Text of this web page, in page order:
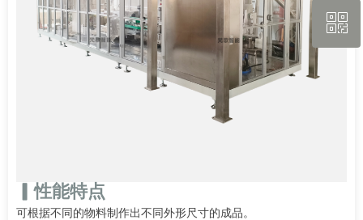
▎性能特点
可根据不同的物料制作出不同外形尺寸的成品。
262407978
ꀥ